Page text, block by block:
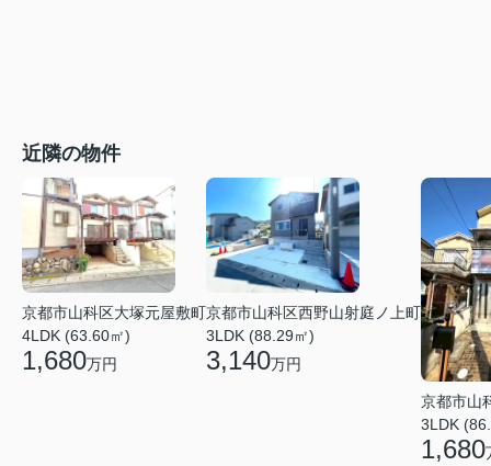
近隣の物件
京都市山科区大塚元屋敷町
4LDK (63.60㎡)
1,680万円
京都市山科区西野山射庭ノ上町
3LDK (88.29㎡)
3,140万円
京都市山
3LDK
1,680